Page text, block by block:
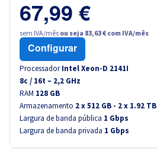
67,99 €
sem IVA/mês ou seja 83,63 € com IVA/mês
Configurar
Processador Intel Xeon-D 2141I
8c / 16t – 2,2 GHz
RAM 128 GB
Armazenamento 2 x 512 GB - 2 x 1.92 TB
Largura de banda pública 1 Gbps
Largura de banda privada 1 Gbps